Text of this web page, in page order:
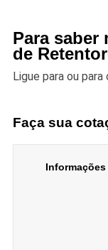
Para saber
de
Ligue para ou para
Faça sua